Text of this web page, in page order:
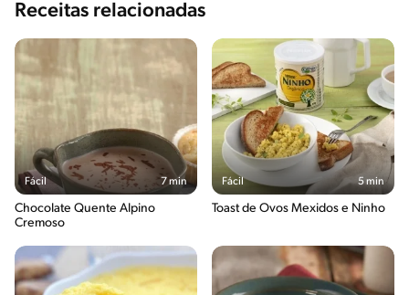
Receitas relacionadas
Fácil 7 min
Chocolate Quente Alpino
Cremoso
Fácil 5 min
Toast de Ovos Mexidos e Ninho